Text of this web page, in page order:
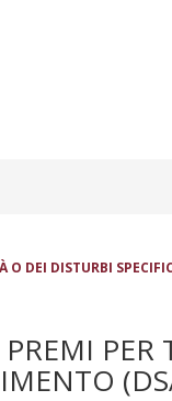
DEI DISTURBI
PER